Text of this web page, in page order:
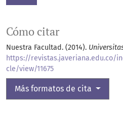
Cómo citar
Nuestra Facultad. (2014).
https://revistas.javeriana.edu.co/
cle/view/11675
Más formatos de cita